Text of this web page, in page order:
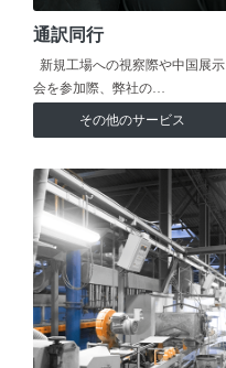
通訳同行
新規工場への視察際や中国展示
会を参加際、弊社の…
その他のサービス